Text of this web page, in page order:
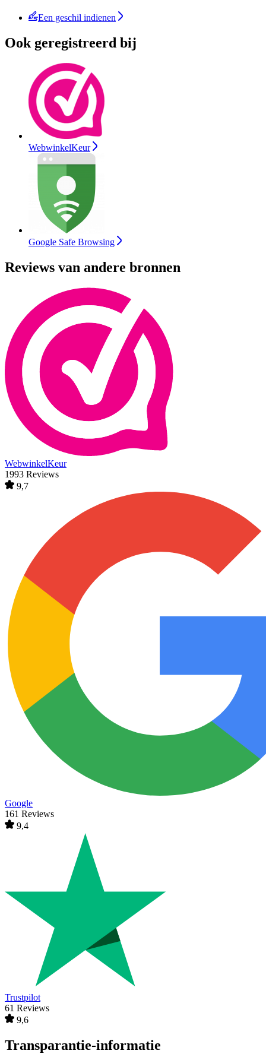
Een geschil indienen
Ook geregistreerd bij
WebwinkelKeur
Google Safe Browsing
Reviews van andere bronnen
WebwinkelKeur
1993 Reviews
9,7
Google
161 Reviews
9,4
Trustpilot
61 Reviews
9,6
Transparantie-informatie